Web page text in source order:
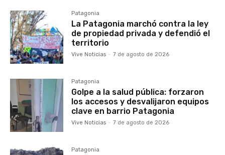
Patagonia
La Patagonia marchó contra la ley
de propiedad privada y defendió el
territorio
Vive Noticias - 7 de agosto de 2026
Patagonia
Golpe a la salud pública: forzaron
los accesos y desvalijaron equipos
clave en barrio Patagonia
Vive Noticias - 7 de agosto de 2026
Patagonia